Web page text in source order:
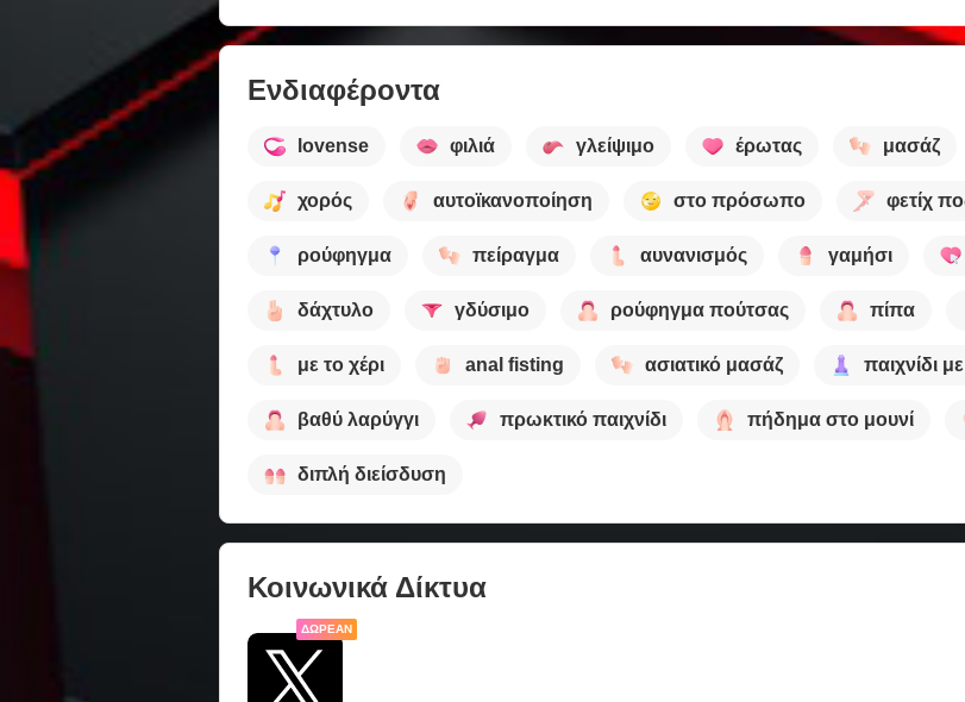
Ενδιαφέροντα
lovense φιλιά γλείψιμο έρωτας μασάζ
χορός αυτοϊκανοποίηση στο πρόσωπο φετίχ
ρούφηγμα πείραγμα αυνανισμός γαμήσι
δάχτυλο γδύσιμο ρούφηγμα πούτσας πίπα
με το χέρι anal fisting ασιατικό μασάζ παιχνίδι
βαθύ λαρύγγι πρωκτικό παιχνίδι πήδημα στο μουνί
διπλή διείσδυση
Κοινωνικά Δίκτυα
ΔΩΡΕΆΝ